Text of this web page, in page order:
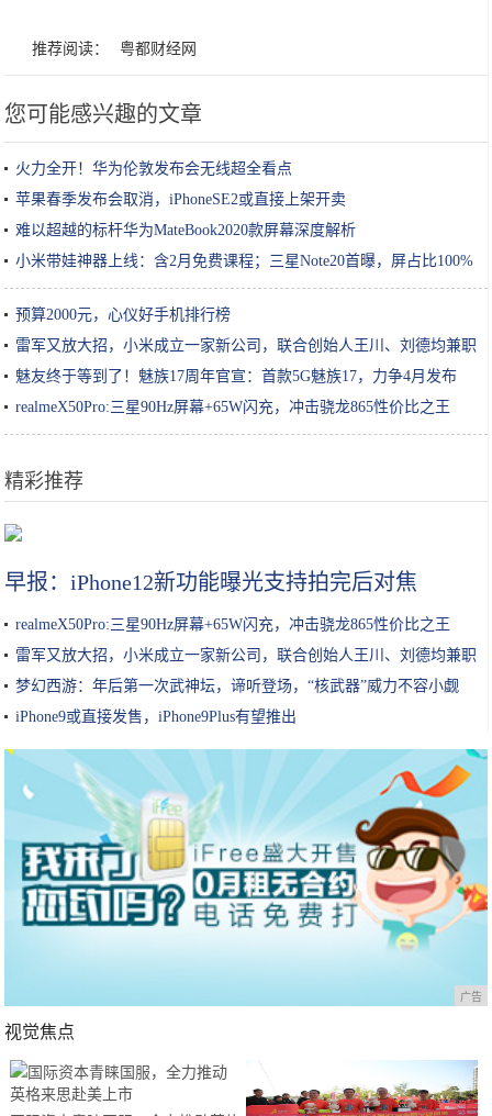
推荐阅读： 粤都财经网
您可能感兴趣的文章
火力全开！华为伦敦发布会无线超全看点
苹果春季发布会取消，iPhoneSE2或直接上架开卖
难以超越的标杆华为MateBook2020款屏幕深度解析
小米带娃神器上线：含2月免费课程；三星Note20首曝，屏占比100%
预算2000元，心仪好手机排行榜
雷军又放大招，小米成立一家新公司，联合创始人王川、刘德均兼职
魅友终于等到了！魅族17周年官宣：首款5G魅族17，力争4月发布
realmeX50Pro:三星90Hz屏幕+65W闪充，冲击骁龙865性价比之王
精彩推荐
早报：iPhone12新功能曝光支持拍完后对焦
realmeX50Pro:三星90Hz屏幕+65W闪充，冲击骁龙865性价比之王
雷军又放大招，小米成立一家新公司，联合创始人王川、刘德均兼职
梦幻西游：年后第一次武神坛，谛听登场，“核武器”威力不容小觑
iPhone9或直接发售，iPhone9Plus有望推出
广告
视觉焦点